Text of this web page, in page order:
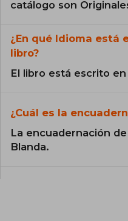
catálogo son
¿En qué Idioma está
libro?
El libro está escrito en
¿Cuál es la
La encuadernación
Blanda.